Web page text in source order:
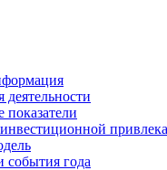
деятельности
события года